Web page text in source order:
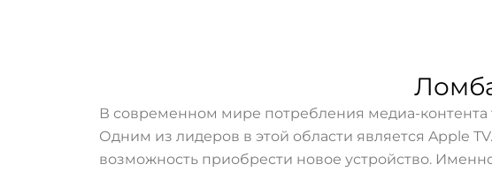
В современном мире потребления медиа-
Одним из лидеров в этой области является Apple
возможность приобрести новое устройство.